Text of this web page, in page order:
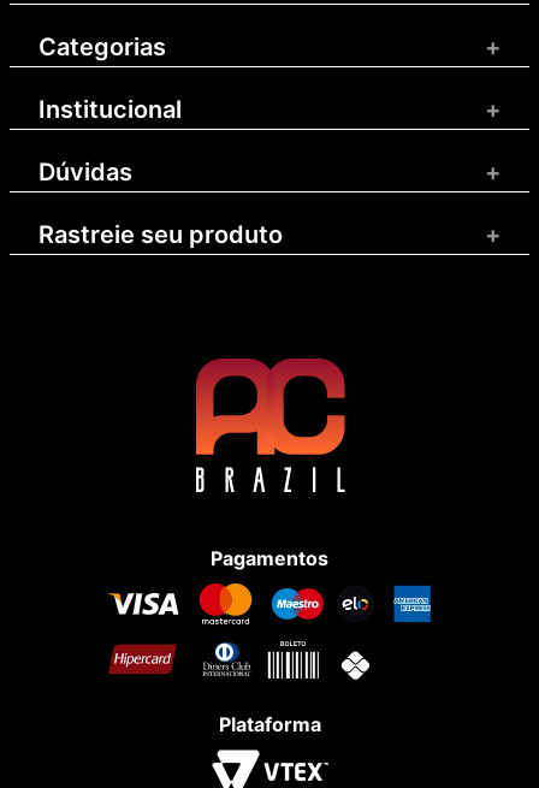
Categorias +
Institucional +
Dúvidas +
Rastreie seu produto +
Pagamentos
Plataforma